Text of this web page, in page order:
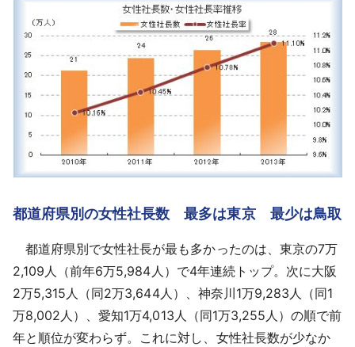
都道府県別の女性社長数 最多は東京 最少は鳥取
都道府県別で女性社長が最も多かったのは、東京の7万
2,109人（前年6万5,984人）で4年連続トップ。次に大阪
2万5,315人（同2万3,644人）、神奈川1万9,283人（同1
万8,002人）、愛知1万4,013人（同1万3,255人）の順で前
年と順位が変わらず。これに対し、女性社長数が少なか